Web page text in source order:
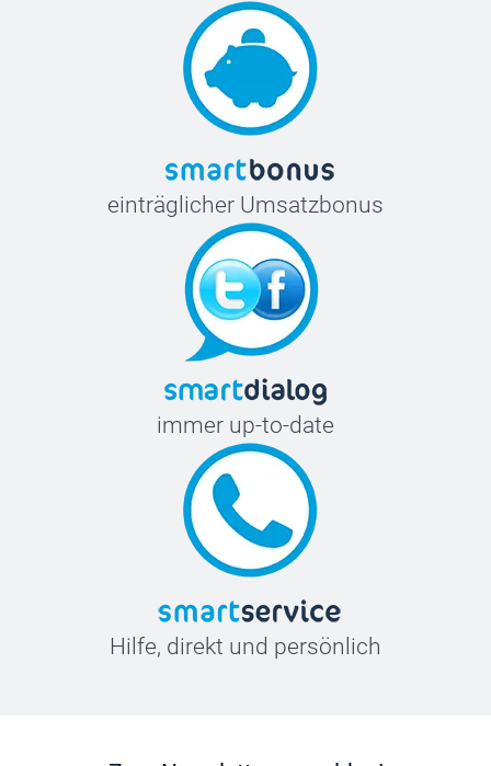
einträglicher Umsatzbonus
immer up-to-date
Hilfe, direkt und persönlich